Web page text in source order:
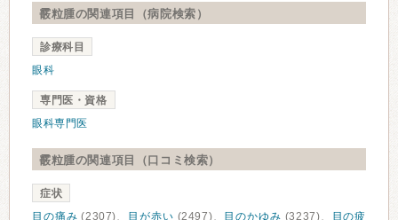
霰粒腫の関連項目（病院検索）
診療科目
眼科
専門医・資格
眼科専門医
霰粒腫の関連項目（口コミ検索）
症状
目の痛み (2307)、 目が赤い (2497)、 目のかゆみ (3237)、
目の疲